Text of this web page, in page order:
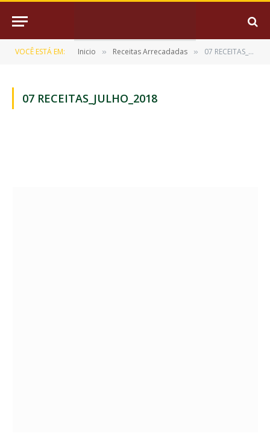
VOCÊ ESTÁ EM: Inicio » Receitas Arrecadadas » 07 RECEITAS_JULHO_2018
07 RECEITAS_JULHO_2018